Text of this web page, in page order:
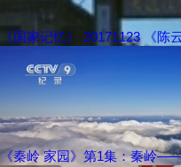
《国家记忆》 20171123 《
《秦岭 家园》第1集：秦岭